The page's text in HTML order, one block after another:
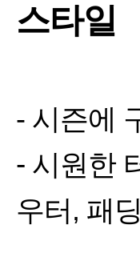
스타일
- 시즌에
- 시원한
우터 , 패딩